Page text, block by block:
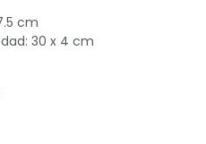
cm
30 x 4 cm